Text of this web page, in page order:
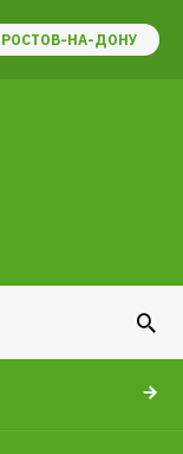
РОСТОВ-НА-ДОНУ